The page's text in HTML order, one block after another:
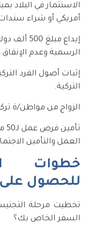
الاستثمار في البلاد
أمريكي أو شراء سندات
إيداع
الرسمية وعدم الإنفاق منه لـ3 سنوات
إثبات أصول الفرد
التركية.
الزواج من مواطن/ة تركي/ة
العمل والتأمين
خطوات
للحصول على
تخطيت مرحلة
السفر الخاص بك؟